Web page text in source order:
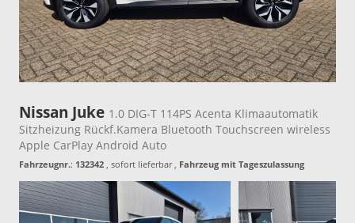
Nissan Juke 1.0 DIG-T 114PS Acenta Klimaautomatik
Sitzheizung Rückf.Kamera Bluetooth Touchscreen wireless
Apple CarPlay Android Auto
Fahrzeugnr.: 132342 , sofort lieferbar, Fahrzeug mit Tageszulassung